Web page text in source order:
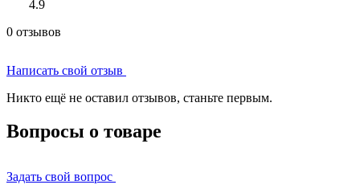
4.9
0 отзывов
Написать свой отзыв
Никто ещё не оставил отзывов, станьте первым.
Вопросы о товаре
Задать свой вопрос